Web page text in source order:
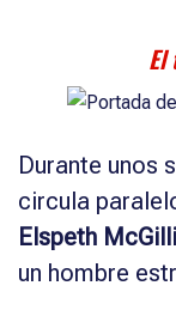
El
Durante unos
circula
Elspeth
un hombre